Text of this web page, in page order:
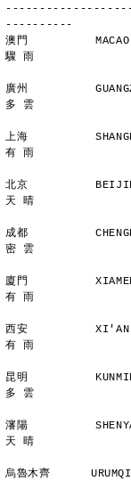
----------
澳門
驟 雨
廣州
多 雲
上海
有 雨
北京
天 晴
成都
密 雲
廈門
有 雨
西安
有 雨
昆明
多 雲
瀋陽
天 晴
烏魯木齊